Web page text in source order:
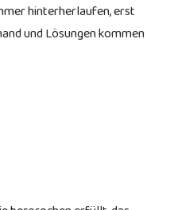
hinterherlaufen, erst
und Lösungen kommen